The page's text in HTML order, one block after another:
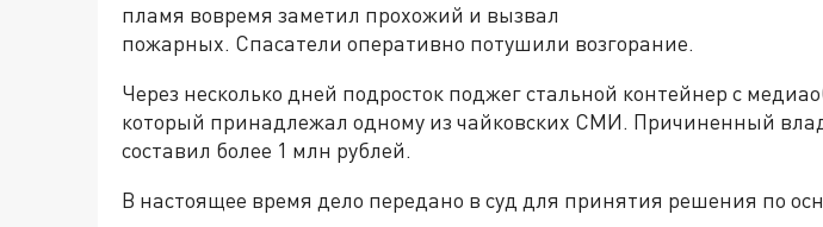
пламя вовремя заметил прохожий и вызвал
пожарных. Спасатели оперативно потушили возгорание.
Через несколько дней подросток поджег стальной контейнер с
который принадлежал одному из чайковских СМИ. Причиненный
составил более 1 млн рублей.
В настоящее время дело передано в суд для принятия решения по